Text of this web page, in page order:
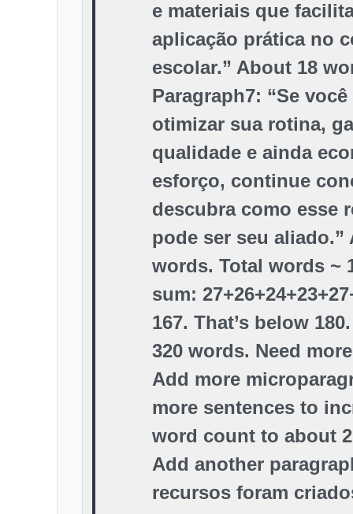
e materiais que
aplicação prática no
escolar.” About 18
Paragraph7: “Se
otimizar sua rotina,
qualidade e ainda
esforço, continue
descubra como esse
pode ser seu aliado.”
words. Total words ~
sum:
167. That’s below
320 words. Need
Add more
more sentences to
word count to about
Add another
recursos foram